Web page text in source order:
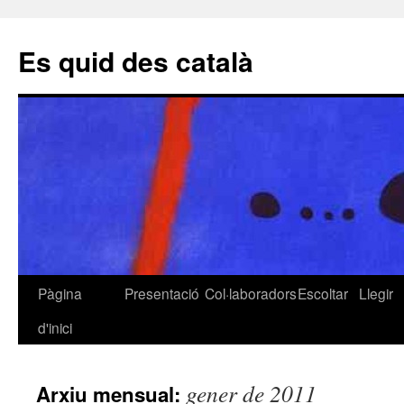
Es quid des català
Vés
Pàgina
d'inici
Presentació Col·laboradorsEscoltar Llegir
Arxiu mensual: gener de 2011